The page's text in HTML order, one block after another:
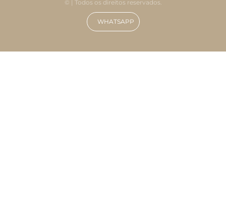
© | Todos os direitos reservados.
WHATSAPP